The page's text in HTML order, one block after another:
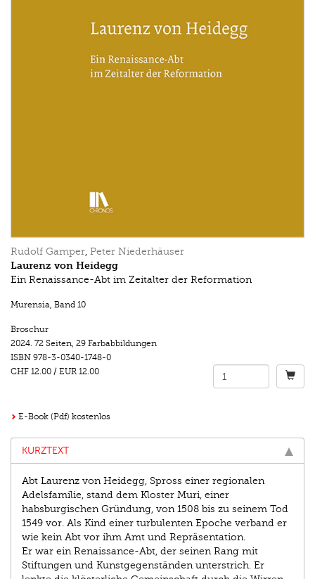
Rudolf Gamper, Peter Niederhäuser
Laurenz von Heidegg
Ein Renaissance-Abt im Zeitalter der Reformation
Murensia, Band 10
Broschur
2024. 72 Seiten, 29 Farbabbildungen
ISBN 978-3-0340-1748-0
CHF 12.00 / EUR 12.00
E-Book (Pdf) kostenlos
KURZTEXT
Abt Laurenz von Heidegg, Spross einer regionalen
Adels­familie, stand dem Kloster Muri, einer
habsburgischen ­Gründung, von 1508 bis zu seinem Tod
1549 vor. Als Kind einer turbulenten Epoche verband er
wie kein Abt vor ihm Amt und Repräsentation.
Er war ein Renaissance-Abt, der seinen Rang mit
Stiftungen und Kunstgegenständen unterstrich. Er